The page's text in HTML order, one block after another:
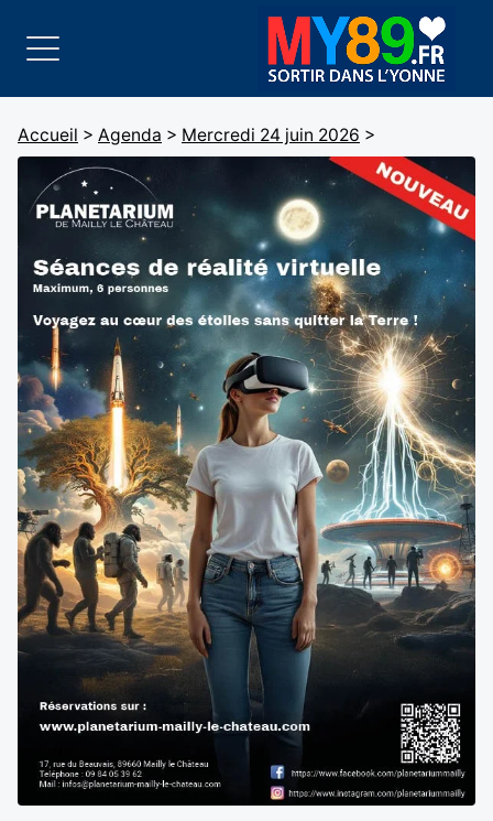
Accueil > Agenda > Mercredi 24 juin 2026 >